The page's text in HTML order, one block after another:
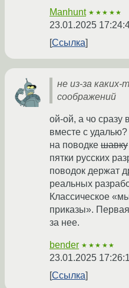
Manhunt ★★★★★
23.01.2025
Ссылка
не из-за
соображений
ой-ой, а чо сразу
вместе с
на поводке шавку
пятки русских
поводок держат
реальных
Классическое
приказы».
за нее.
bender ★★★★★
23.01.2025
Ссылка